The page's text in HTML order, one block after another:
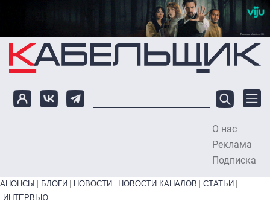
Перейти к основному содержанию
О нас
Реклама
Подписка
Primary links bottom
АНОНСЫ БЛОГИ НОВОСТИ НОВОСТИ КАНАЛОВ
СТАТЬИ
ИНТЕРВЬЮ